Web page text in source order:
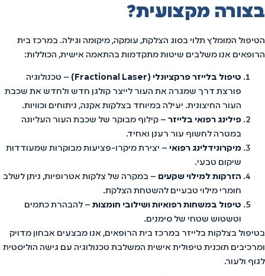
בצורה מקצועית?
הטיפול המומלץ תלוי בסוג הצלקת, עומקה, מיקומה וגילה. במרכז בית
הרופאים אנו משלבים שיטות מתקדמות בהתאמה אישית, הכוללות:
טיפול בלייזר פרקציונלי (Fractional Laser)
– טכנולוגיה
פורצת דרך שמגרה את העור לייצר קולגן חדש ולחדש את שכבת
העור החיצונית. יעילה במיוחד בצלקות אקנה, ניתוחים וכוויות.
פילינג רפואי בלייזר – קילוף מבוקר של שכבת העור העליונה
במטרה לחשוף עור רענן ואחיד.
מיקרונידלינג רפואי – יצירת מיקרו-פציעות מבוקרות שמעודדות
שיקום טבעי.
הזרקות למילוי שקעים – במקרה של צלקות אטרופיות, ניתן לשלב
חומרי מילוי טבעיים להשטחת הצלקת.
טיפול במשחות רפואיות ושילובי חומצות – להבהרת כתמים
וטשטוש שטחי של סימנים.
בטיפול בצלקות בלייזר במרכז בית הרופאים, אנו מבצעים אבחון מדויק
ומרכיבים תוכנית טיפולית אישית המשלבת טכנולוגיה עם גישה הוליסטית
לגוף ולעור.